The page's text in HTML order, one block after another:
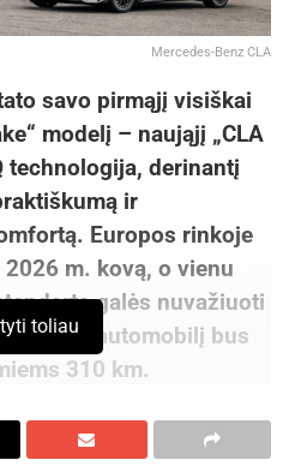
Mercedes-Benz CLA
savo pirmąjį visiškai
modelį – naująjį „CLA
technologija, derinantį
ir
Europos rinkoje
m. kovą, o vienu
galės nuvažiuoti
automobilį bus
310 km.
toliau